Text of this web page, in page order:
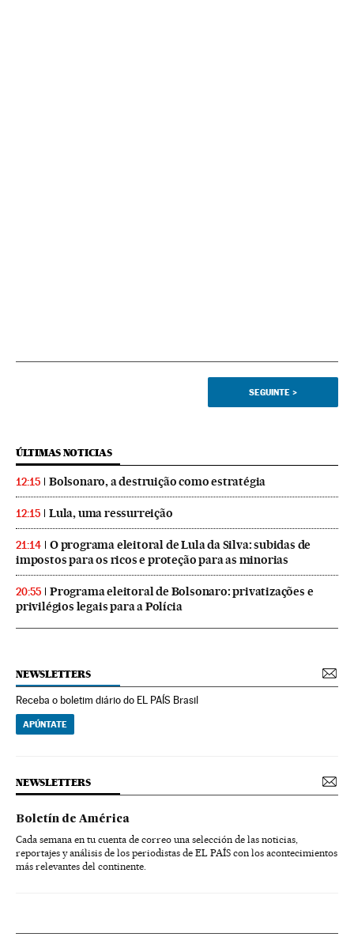
SEGUINTE >
ÚLTIMAS NOTICIAS
12:15 Bolsonaro, a destruição como estratégia
12:15 Lula, uma ressurreição
21:14
O programa eleitoral de Lula da Silva: subidas de
impostos para os ricos e proteção para as minorias
20:55
Programa eleitoral de Bolsonaro: privatizações e
privilégios legais para a Polícia
NEWSLETTERS
Receba o boletim diário do EL PAÍS Brasil
APÚNTATE
NEWSLETTERS
Boletín de América
Cada semana en tu cuenta de correo una selección de las noticias,
reportajes y análisis de los periodistas de EL PAÍS con los acontecimientos
más relevantes del continente.